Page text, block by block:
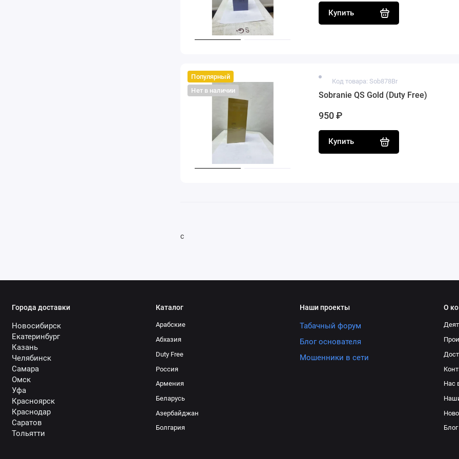
Купить
Популярный
Нет в наличии
Код товара: Sob878Br
Sobranie QS Gold (Duty Free)
950 ₽
Купить
с
Города доставки
Новосибирск
Екатеринбург
Казань
Челябинск
Самара
Омск
Уфа
Красноярск
Краснодар
Саратов
Тольятти
Каталог
Арабские
Абхазия
Duty Free
Россия
Армения
Беларусь
Азербайджан
Болгария
Наши проекты
Табачный форум
Блог основателя
Мошенники в сети
О
Нас
Блог